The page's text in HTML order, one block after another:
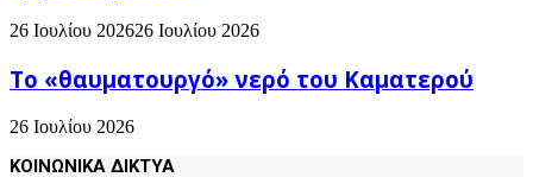
26 Ιουλίου 202626 Ιουλίου 2026
Το «θαυματουργό» νερό του Καματερού
26 Ιουλίου 2026
ΚΟΙΝΩΝΙΚΑ ΔΙΚΤΥΑ